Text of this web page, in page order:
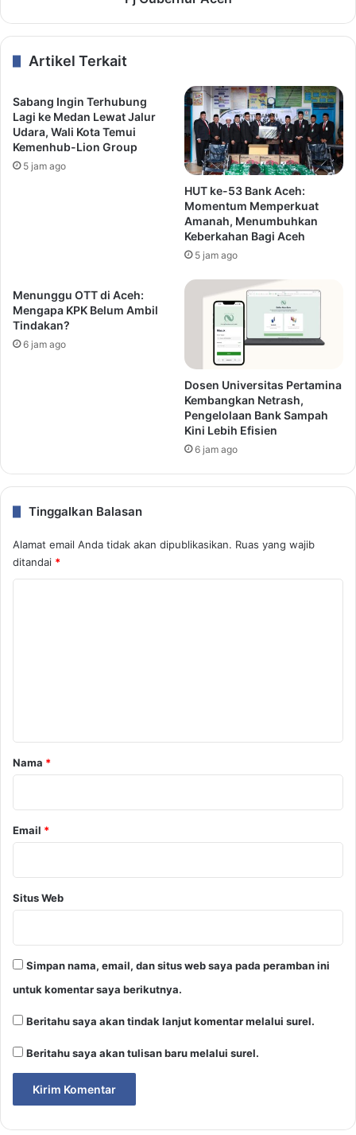
Artikel Terkait
Sabang Ingin Terhubung
Lagi ke Medan Lewat Jalur
Udara, Wali Kota Temui
Kemenhub-Lion Group
5 jam ago
HUT ke-53 Bank Aceh:
Momentum Memperkuat
Amanah, Menumbuhkan
Keberkahan Bagi Aceh
5 jam ago
Menunggu OTT di Aceh:
Mengapa KPK Belum Ambil
Tindakan?
6 jam ago
Dosen Universitas Pertamina
Kembangkan Netrash,
Pengelolaan Bank Sampah
Kini Lebih Efisien
6 jam ago
Tinggalkan Balasan
Alamat email Anda tidak akan dipublikasikan. Ruas yang wajib
ditandai *
r
Nama *
Email *
Situs Web
Simpan nama, email, dan situs web saya pada peramban ini
untuk komentar saya berikutnya.
Beritahu saya akan tindak lanjut komentar melalui surel.
Beritahu saya akan tulisan baru melalui surel.